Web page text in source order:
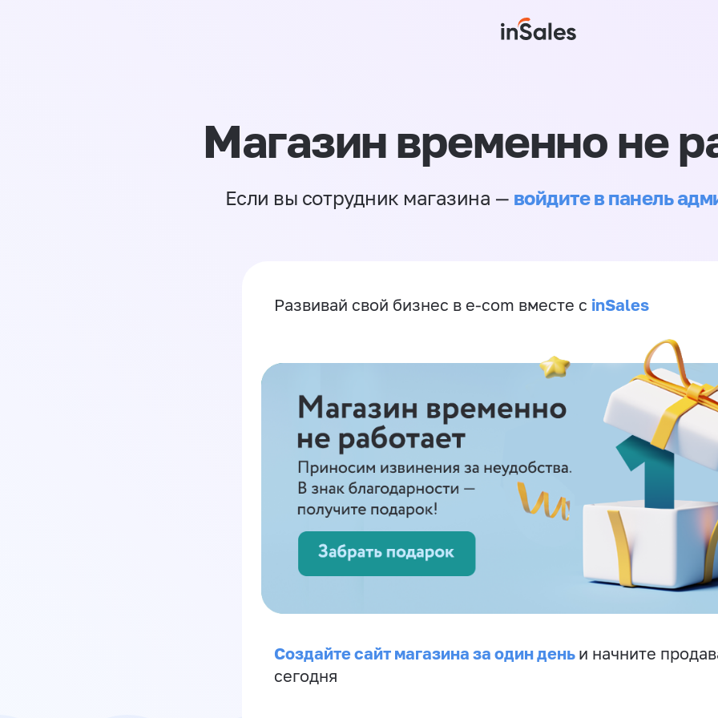
Магазин временно не
Если вы сотрудник магазина — войдите в панель
Развивай свой бизнес в e-com вместе с inSales
Создайте сайт магазина за один день и начните
сегодня